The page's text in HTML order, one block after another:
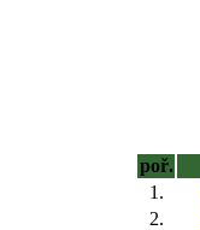
poř.
1.
2.